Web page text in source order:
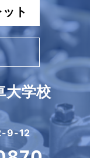
ト
大学校
9-12